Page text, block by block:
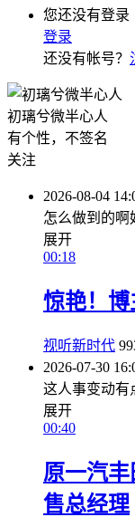
您还没有登录
登录
还没有帐号？
初璃兮微半心人
有个性，不签名
关注
2026-08-04
怎么做到的啊
展开
00:18
惊艳！博
视听新时代
2026-07-30
这人事变动有
展开
00:40
原一汽
售总经理